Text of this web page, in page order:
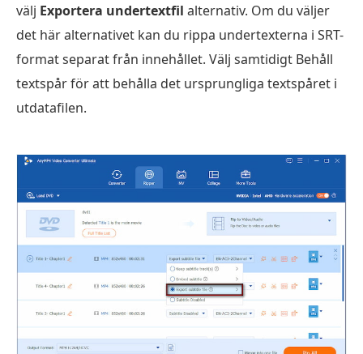
välj Exportera undertextfil alternativ. Om du väljer
det här alternativet kan du rippa undertexterna i SRT-
format separat från innehållet. Välj samtidigt Behåll
textspår för att behålla det ursprungliga textspåret i
utdatafilen.